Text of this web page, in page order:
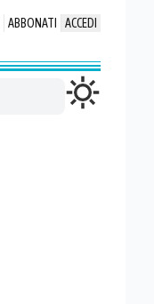
ABBONATI ACCEDI